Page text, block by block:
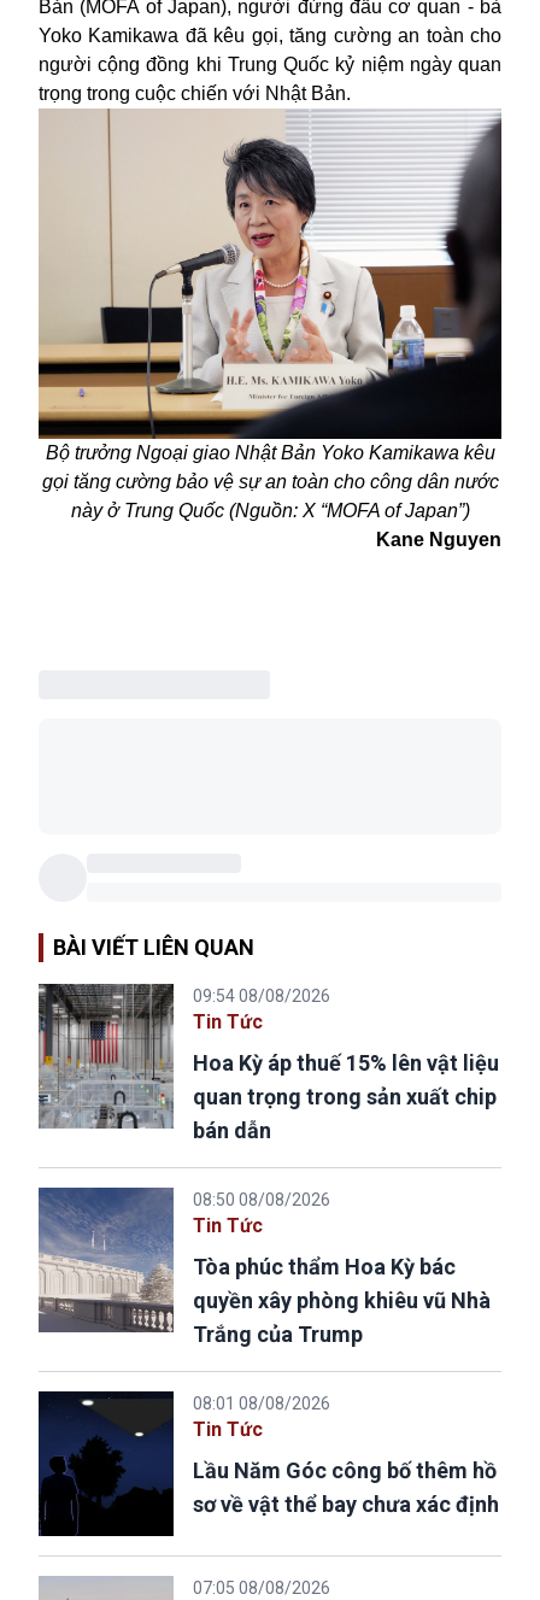
Bản (MOFA of Japan), người đứng đầu cơ quan - bà
Yoko Kamikawa đã kêu gọi, tăng cường an toàn cho
người cộng đồng khi Trung Quốc kỷ niệm ngày quan
trọng trong cuộc chiến với Nhật Bản.
Bộ trưởng Ngoại giao Nhật Bản Yoko Kamikawa kêu
gọi tăng cường bảo vệ sự an toàn cho công dân nước
này ở Trung Quốc (Nguồn: X “MOFA of Japan”)
Kane Nguyen
BÀI VIẾT LIÊN QUAN
09:54 08/08/2026
Tin Tức
Hoa Kỳ áp thuế 15% lên vật liệu
quan trọng trong sản xuất chip
bán dẫn
08:50 08/08/2026
Tin Tức
Tòa phúc thẩm Hoa Kỳ bác
quyền xây phòng khiêu vũ Nhà
Trắng của Trump
08:01 08/08/2026
Tin Tức
Lầu Năm Góc công bố thêm hồ
sơ về vật thể bay chưa xác định
07:05 08/08/2026